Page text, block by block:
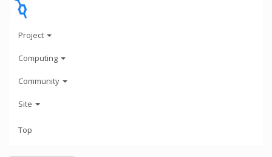
Project
Computing
Community
Site
Top